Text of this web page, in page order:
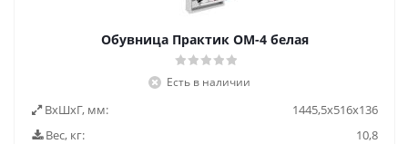
Обувница Практик ОМ-4 белая
Есть в наличии
ВxШxГ, мм:
1445,5x516x136
Вес, кг:
10,8